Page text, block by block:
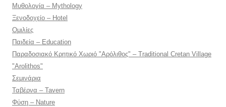
Μυθολογία – Mythology
Ξενοδοχείο – Hotel
Ομιλίες
Παιδεία – Education
Παραδοσιακό Κρητικό Χωριό "Αρόλιθος" – Traditional Cretan Village
"Arolithos"
Σεμινάρια
Ταβέρνα – Tavern
Φύση – Nature